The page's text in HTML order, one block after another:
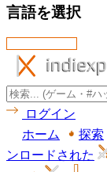
言語を選択
ログイン
ホーム
探索
ンロードされた